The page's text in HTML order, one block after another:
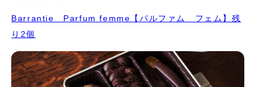
Barrantie Parfum femme【パルファム フェム】残
り2個